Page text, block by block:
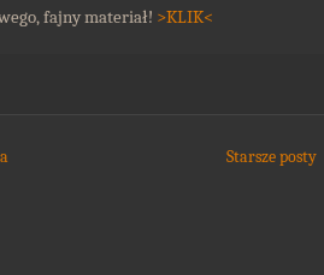
fajny materiał! >KLIK<
Starsze posty